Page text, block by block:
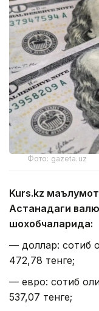
Фото: gazeta.uz
Kurs.kz
Астанадаги
шохобчаларида:
— доллар: сотиб
472,78 тенге;
— евро: сотиб
537,07 тенге;